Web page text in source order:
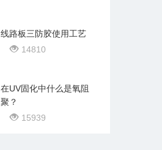
线路板三防胶使用工艺
14810
在UV固化中什么是氧阻
聚？
15939